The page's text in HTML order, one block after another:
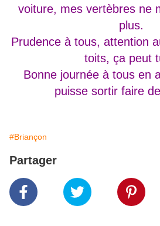
voiture, mes vertèbres ne
plus.
Prudence à tous, attention
toits, ça peut
Bonne journée à tous en
puisse sortir faire
#Briançon
Partager